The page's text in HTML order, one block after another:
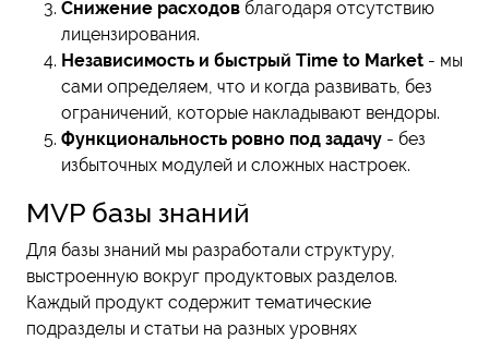
Снижение расходов благодаря отсутствию
лицензирования.
Независимость и быстрый Time to Market - мы
сами определяем, что и когда развивать, без
ограничений, которые накладывают вендоры.
Функциональность ровно под задачу - без
избыточных модулей и сложных настроек.
MVP базы знаний
Для базы знаний мы разработали структуру,
выстроенную вокруг продуктовых разделов.
Каждый продукт содержит тематические
подразделы и статьи на разных уровнях